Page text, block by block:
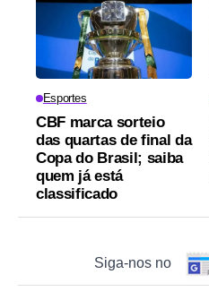
Esportes
CBF marca sorteio
das quartas de final da
Copa do Brasil; saiba
quem já está
classificado
Siga-nos no